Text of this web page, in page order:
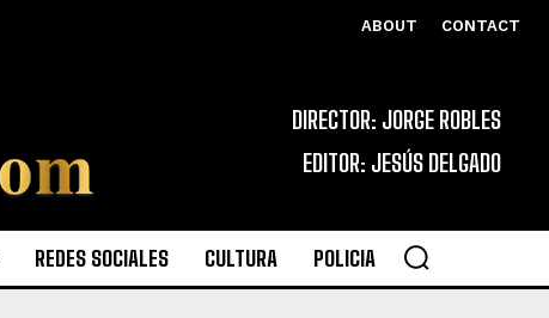
ABOUT CONTACT
DIRECTOR: JORGE ROBLES
EDITOR: JESÚS DELGADO
REDES SOCIALES CULTURA POLICIA